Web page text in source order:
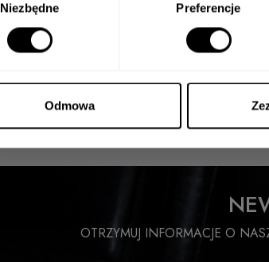
Niezbędne Preferencje
Odmowa
OTRZYMUJ INFORMACJE O